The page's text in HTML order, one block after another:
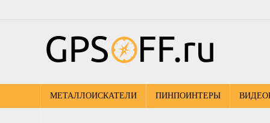
МЕТАЛЛОИСКАТЕЛИ ПИНПОИНТЕРЫ